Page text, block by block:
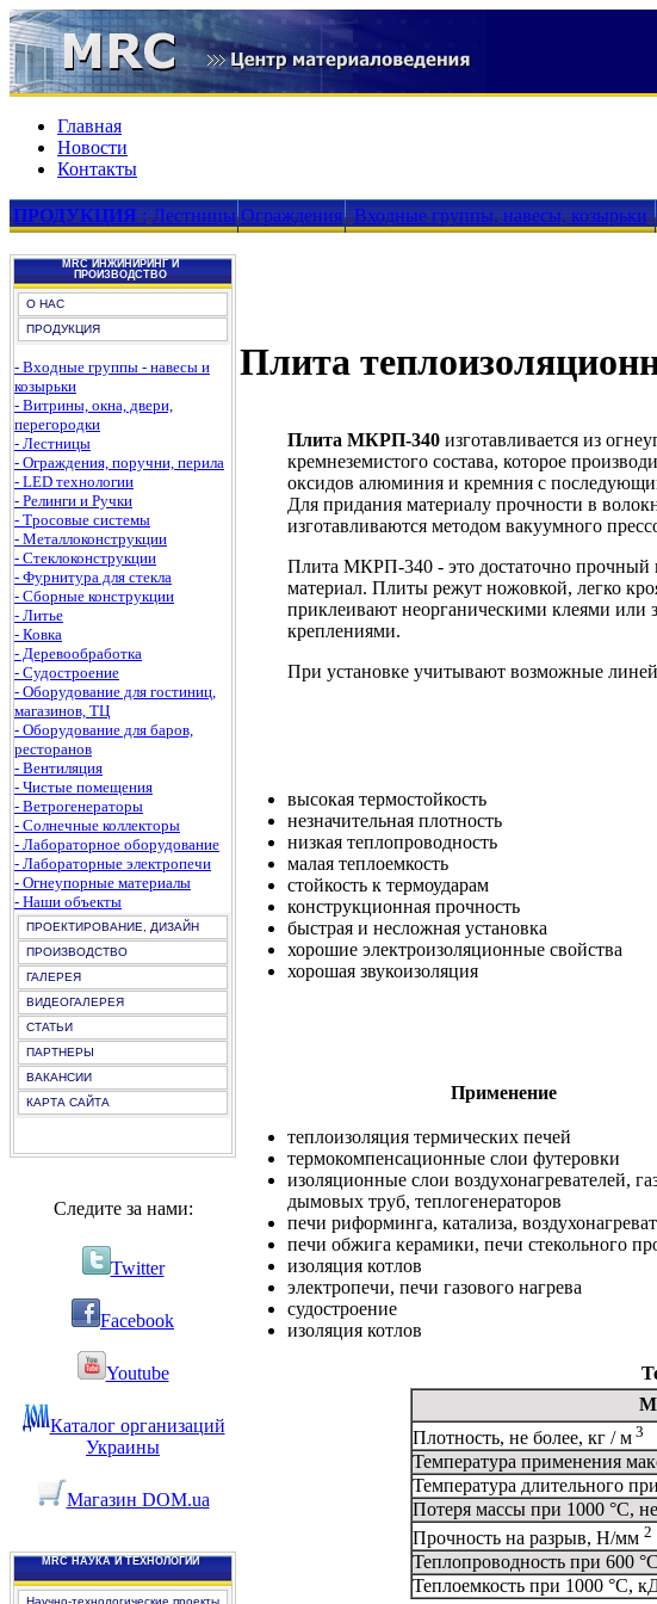
Главная
Новости
Контакты
ПРОДУКЦИЯ: Лестницы Ограждения Входные группы, навесы, козырьки
MRC ИНЖИНИРИНГ И
ПРОИЗВОДСТВО
О НАС
ПРОДУКЦИЯ
- Входные группы - навесы и
козырьки
- Витрины, окна, двери,
перегородки
- Лестницы
- Ограждения, поручни, перила
- LED технологии
- Релинги и Ручки
- Тросовые системы
- Металлоконструкции
- Стеклоконструкции
- Фурнитура для стекла
- Сборные конструкции
- Литье
- Ковка
- Деревообработка
- Судостроение
- Оборудование для гостиниц,
магазинов, ТЦ
- Оборудование для баров,
ресторанов
- Вентиляция
- Чистые помещения
- Ветрогенераторы
- Солнечные коллекторы
- Лабораторное оборудование
- Лабораторные электропечи
- Огнеупорные материалы
- Наши объекты
ПРОЕКТИРОВАНИЕ, ДИЗАЙН
ПРОИЗВОДСТВО
ГАЛЕРЕЯ
ВИДЕОГАЛЕРЕЯ
СТАТЬИ
ПАРТНЕРЫ
ВАКАНСИИ
КАРТА САЙТА
Следите за нами:
Twitter
Facebook
Youtube
Каталог организаций
Украины
Магазин DOM.ua
MRC НАУКА И ТЕХНОЛОГИИ
Научно-технологические проекты
Плита
Плита МКРП-340 изготавливается из
кремнеземистого состава, которое
оксидов алюминия и кремния с
Для придания материалу прочности в
изготавливаются методом вакуумного
Плита МКРП-340 - это достаточно прочный
материал. Плиты режут ножовкой, легко
приклеивают неорганическими клеями или
креплениями.
При установке учитывают возможные
высокая термостойкость
незначительная плотность
низкая теплопроводность
малая теплоемкость
стойкость к термоударам
конструкционная прочность
быстрая и несложная установка
хорошие электроизоляционные свойства
хорошая звукоизоляция
Применение
теплоизоляция термических печей
термокомпенсационные слои футеровки
изоляционные слои воздухонагревателей,
дымовых труб, теплогенераторов
печи риформинга, катализа,
печи обжига керамики, печи стекольного
изоляция котлов
электропечи, печи газового нагрева
судостроение
изоляция котлов
Плотность, не более, кг / м3
Температура применения
Температура длительного
Потеря массы при 1000 °С,
Прочность на разрыв, Н/мм 2
Теплопроводность при 600
Теплоемкость при 1000 °С,